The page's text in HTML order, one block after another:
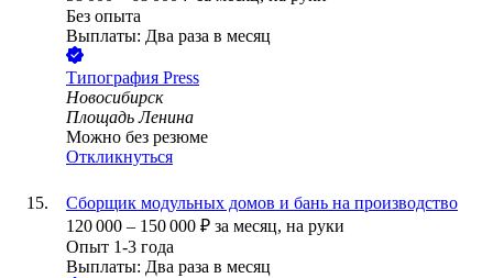
Без опыта
Выплаты: Два раза в месяц
Типография Press
Новосибирск
Площадь Ленина
Можно без резюме
Откликнуться
Сборщик модульных домов и бань на производство
120 000 – 150 000 ₽ за месяц, на руки
Опыт 1-3 года
Выплаты: Два раза в месяц